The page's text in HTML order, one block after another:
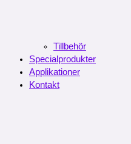
Tillbehör
Specialprodukter
Applikationer
Kontakt